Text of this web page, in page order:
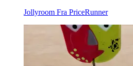
Jollyroom Fra PriceRunner